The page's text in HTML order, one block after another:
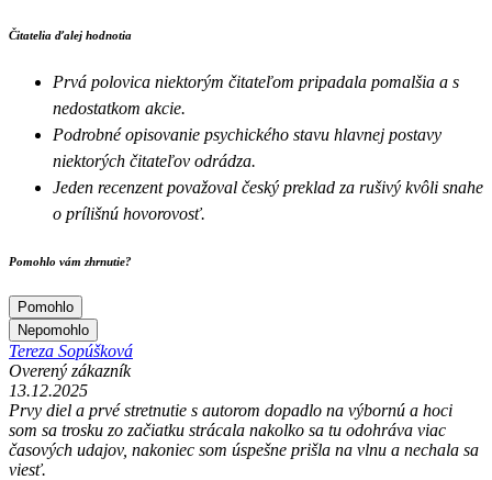
Čitatelia ďalej hodnotia
Prvá polovica niektorým čitateľom pripadala pomalšia a s
nedostatkom akcie.
Podrobné opisovanie psychického stavu hlavnej postavy
niektorých čitateľov odrádza.
Jeden recenzent považoval český preklad za rušivý kvôli snahe
o prílišnú hovorovosť.
Pomohlo vám zhrnutie?
Pomohlo
Nepomohlo
Tereza Sopúšková
Overený zákazník
13.12.2025
Prvy diel a prvé stretnutie s autorom dopadlo na výbornú a hoci
som sa trosku zo začiatku strácala nakolko sa tu odohráva viac
časových udajov, nakoniec som úspešne prišla na vlnu a nechala sa
viesť.